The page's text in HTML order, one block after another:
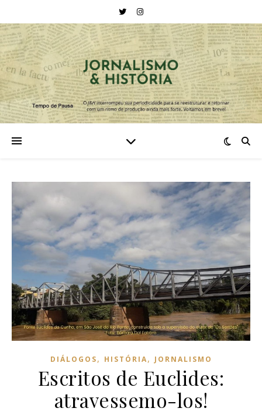
DIÁLOGOS, HISTÓRIA, JORNALISMO
Escritos de Euclides:
atravessemo-los!